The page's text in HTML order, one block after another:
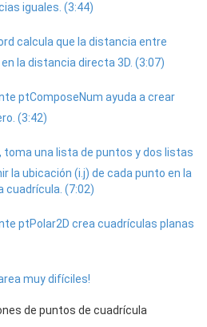
iguales. (3:44)
calcula que la distancia entre
la distancia directa 3D. (3:07)
ptComposeNum ayuda a crear
(3:42)
toma una lista de puntos y dos listas
la ubicación (i.j) de cada punto en la
cuadrícula. (7:02)
ptPolar2D crea cuadrículas planas
muy difíciles!
de puntos de cuadrícula